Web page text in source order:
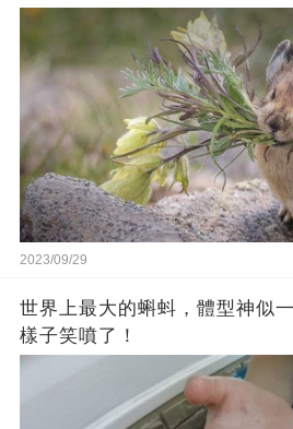
2023/09/29
世界上最大的蝌蚪，體型神似
樣子笑噴了！